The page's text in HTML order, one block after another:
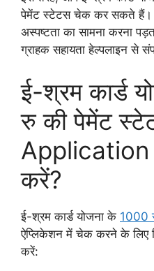
पेमेंट स्टेटस चेक कर सकते हैं।
अस्पष्टता का सामना करना
ग्राहक सहायता हेल्पलाइन से
ई-श्रम कार्ड
रु की पेमेंट
करें?
ई-श्रम कार्ड योजना के 1000
ऐप्लिकेशन में चेक करने के लिए
करें: